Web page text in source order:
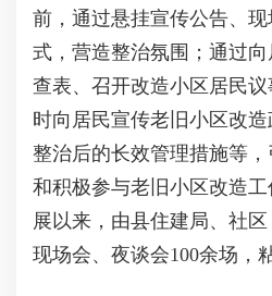
前，通过悬挂宣传公告、
式，营造整治氛围；通过
查表、召开改造小区居民
时向居民宣传老旧小区改造
整治后的长效管理措施等
和积极参与老旧小区改造
展以来，由县住建局、社
现场会、夜谈会100余场，